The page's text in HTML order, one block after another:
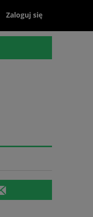
Zaloguj się